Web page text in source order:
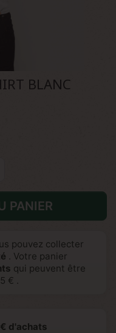
BLANC
PANIER
pouvez collecter
. Votre panier
qui peuvent être
€ .
d'achats